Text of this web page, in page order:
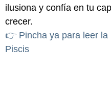
ilusiona y confía en tu
crecer.
👉 Pincha ya para leer
Piscis